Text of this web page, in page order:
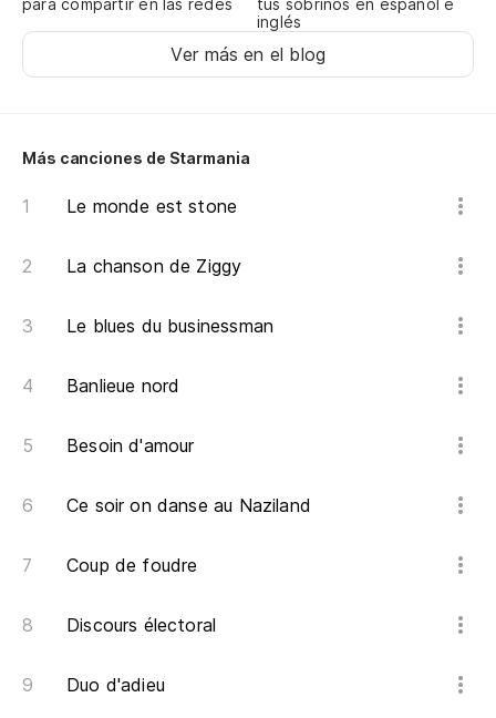
para compartir en las redes
tus sobrinos en español e
inglés
Ver más en el blog
Más canciones de Starmania
Le monde est stone
La chanson de Ziggy
Le blues du businessman
Banlieue nord
Besoin d'amour
Ce soir on danse au Naziland
Coup de foudre
Discours électoral
Duo d'adieu